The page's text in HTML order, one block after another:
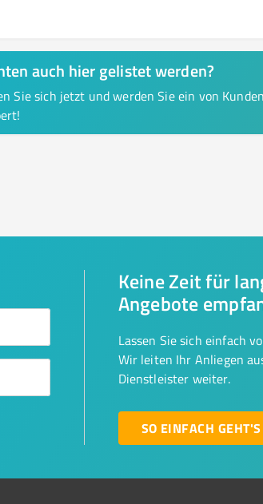
auch hier gelistet werden?
Sie sich jetzt und werden Sie ein von
Keine Zeit für
Angebote
Lassen Sie sich einfach
Wir leiten Ihr Anliegen
Dienstleister weiter.
SO EINFACH GEHT'S